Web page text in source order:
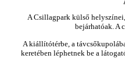
A Csillagpark külső
bejárhatóak. A
A kiállítótérbe, a
keretében léphetnek be a